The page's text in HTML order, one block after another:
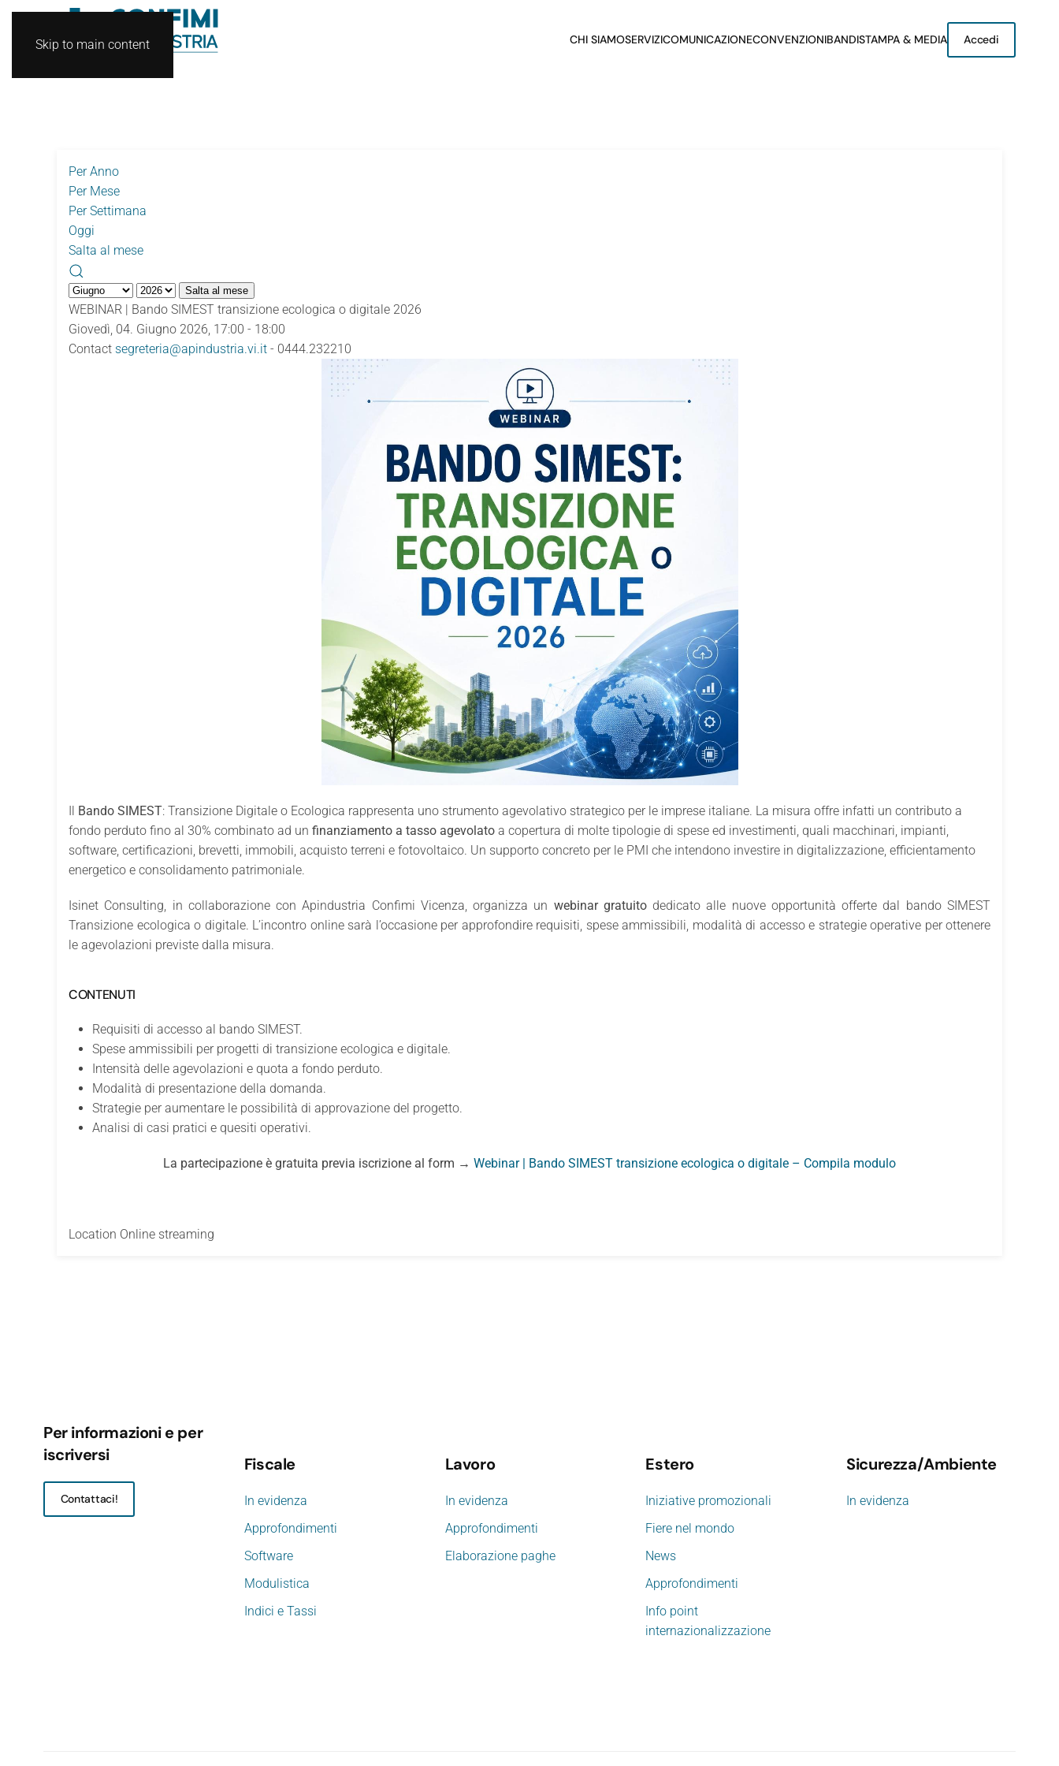
Skip to main content CHI SIAMOSERVIZICOMUNICAZIONECONVENZIONIBANDISTAMPA & MEDIA Accedi
Per Anno
Per Mese
Per Settimana
Oggi
Salta al mese
Salta al mese
WEBINAR | Bando SIMEST transizione ecologica o digitale 2026
Giovedì, 04. Giugno 2026, 17:00 - 18:00
Contact segreteria@apindustria.vi.it - 0444.232210
Il Bando SIMEST: Transizione Digitale o Ecologica rappresenta uno strumento agevolativo strategico per le imprese italiane. La misura offre infatti un contributo a
fondo perduto fino al 30% combinato ad un finanziamento a tasso agevolato a copertura di molte tipologie di spese ed investimenti, quali macchinari, impianti,
software, certificazioni, brevetti, immobili, acquisto terreni e fotovoltaico. Un supporto concreto per le PMI che intendono investire in digitalizzazione, efficientamento
energetico e consolidamento patrimoniale.
Isinet Consulting, in collaborazione con Apindustria Confimi Vicenza, organizza un webinar gratuitodedicato alle nuove opportunità offerte dal bando SIMEST
Transizione ecologica o digitale. L’incontro online sarà l’occasione per approfondire requisiti, spese ammissibili, modalità di accesso e strategie operative per ottenere
le agevolazioni previste dalla misura.
CONTENUTI
Requisiti di accesso al bando SIMEST.
Spese ammissibili per progetti di transizione ecologica e digitale.
Intensità delle agevolazioni e quota a fondo perduto.
Modalità di presentazione della domanda.
Strategie per aumentare le possibilità di approvazione del progetto.
Analisi di casi pratici e quesiti operativi.
La partecipazione è gratuita previa iscrizione al form → Webinar | Bando SIMEST transizione ecologica o digitale – Compila modulo
Location Online streaming
Per informazioni e per
iscriversi
Contattaci!
Fiscale
In evidenza
Approfondimenti
Software
Modulistica
Indici e Tassi
Lavoro
In evidenza
Approfondimenti
Elaborazione paghe
Estero
Iniziative promozionali
Fiere nel mondo
News
Approfondimenti
Info point
internazionalizzazione
Sicurezza/Ambiente
In evidenza